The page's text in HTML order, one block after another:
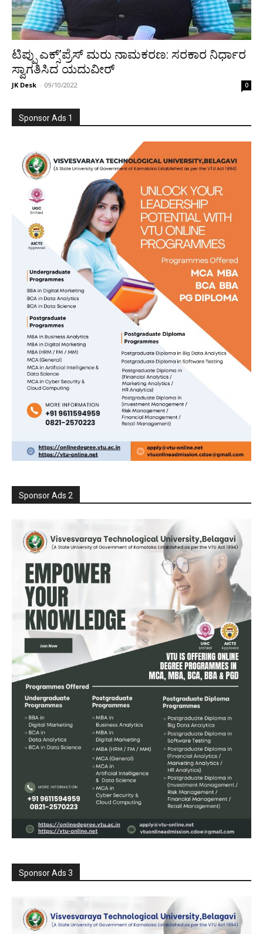
ಟಿಪ್ಪು ಎಕ್ಸ್’ಪ್ರೆಸ್ ಮರು ನಾಮಕರಣ: ಸರಕಾರ ನಿರ್ಧಾರ
ಸ್ವಾಗತಿಸಿದ ಯದುವೀರ್
JK Desk - 09/10/2022 0
Sponsor Ads 1
Sponsor Ads 2
Sponsor Ads 3